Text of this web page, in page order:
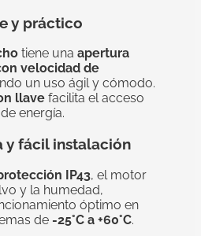
y práctico
tiene una apertura
velocidad de
un uso ágil y cómodo.
llave facilita el acceso
energía.
y fácil instalación
IP43, el motor
y la humedad,
óptimo en
de -25°C a +60°C.